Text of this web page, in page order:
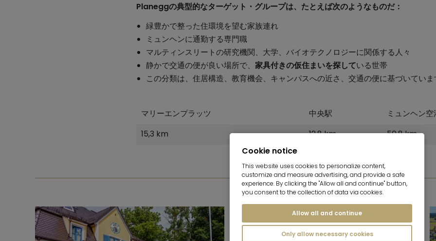
Planeggの典型的なターゲット・グループは、たとえば次のようなものだ：
緑豊かで整った住環境を望む家族連れ
ミュンヘンに通勤する専門職
マルティンスリートの研究機関、大学、バイオテクノロジーに関係する人々
静かで交通の便が良い場所で、 家具付きの仮住まいを探している世帯
この分類は、住居構造、教育機会、キャンパスへの近さ、交通の便に基づいてい
マリーエンプラッツ 中央駅
ミュンヘン空
15,3 km
12,8 km 50,8 km
フォトギャラリー
Cookie notice
This website uses cookies to personalize content,
customize and measure advertising, and provide a safe
experience. By clicking the "Allow all and continue" button,
you consent to the collection of data via cookies.
Allow all and continue
Only allow necessary cookies